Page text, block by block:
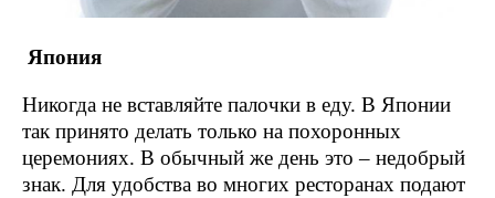
Япония
Никогда не вставляйте палочки в еду. В Японии
так принято делать только на похоронных
церемониях. В обычный же день это – недобрый
знак. Для удобства во многих ресторанах подают